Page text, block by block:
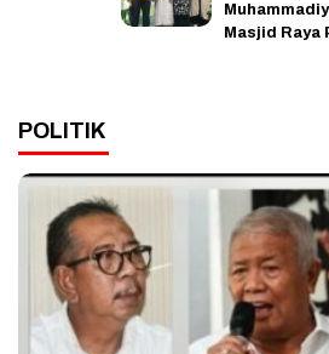
Masjid Raya
POLITIK